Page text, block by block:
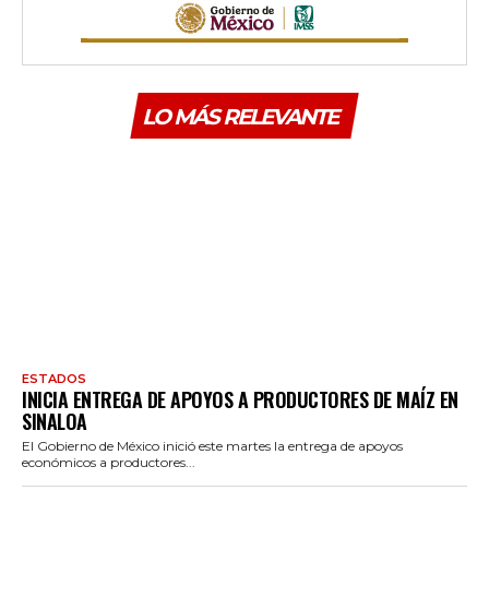
LO MÁS RELEVANTE
ESTADOS
INICIA ENTREGA DE APOYOS A PRODUCTORES DE MAÍZ EN
SINALOA
El Gobierno de México inició este martes la entrega de apoyos
económicos a productores...